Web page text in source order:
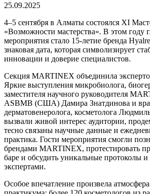
25.09.2025
4–5 сентября в Алматы состоялся XI
«Возможности мастерства». В этом году
мероприятия стало 15-летие бренда
знаковая дата, которая символизирует
инновации и доверие специалистов.
Секция MARTINEX объединила
Яркие выступления микробиолога,
заместителя научного руководителя
ASBMB (США) Дамира Знатдинова и
дерматовенеролога, косметолога
вызвали живой интерес аудитории,
тесно связаны научные данные и
практика. Гости мероприятия смогли
брендами MARTINEX, протестировать
баре и обсудить уникальные протоколы
экспертами.
Особое впечатление произвела